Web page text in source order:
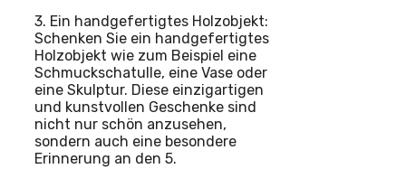
3. Ein handgefertigtes Holzobjekt:
Schenken Sie ein handgefertigtes
Holzobjekt wie zum Beispiel eine
Schmuckschatulle, eine Vase oder
eine Skulptur. Diese einzigartigen
und kunstvollen Geschenke sind
nicht nur schön anzusehen,
sondern auch eine besondere
Erinnerung an den 5.